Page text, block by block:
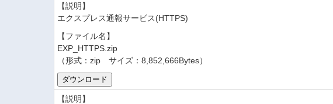
【説明】
エクスプレス通報サービス(HTTPS)
【ファイル名】
EXP_HTTPS.zip
（形式：zip サイズ：8,852,666Bytes）
【説明】